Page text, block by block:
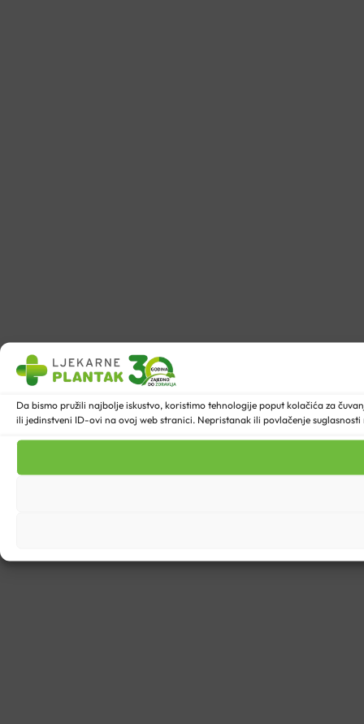
Da bismo pružili najbolje iskustvo, koristimo tehnologije poput kolačića za
ili jedinstveni ID-ovi na ovoj web stranici. Nepristanak ili povlačenje